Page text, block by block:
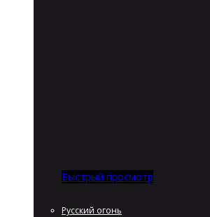
Быстрый просмотр
Русский огонь